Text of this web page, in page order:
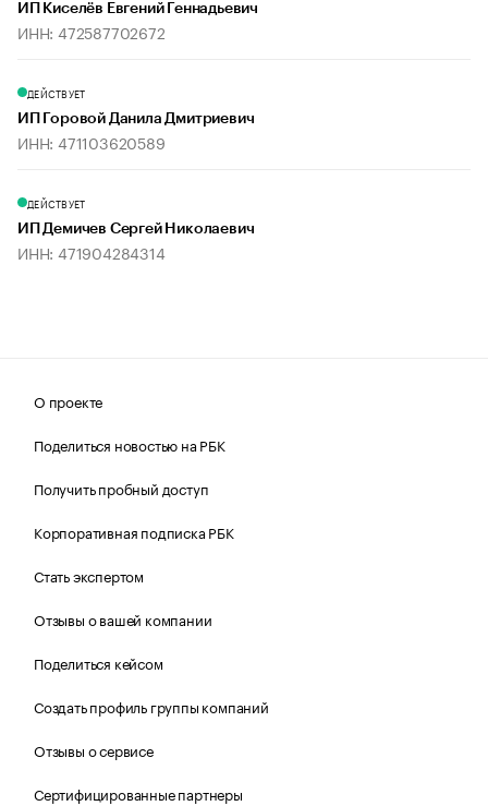
ИП Киселёв Евгений Геннадьевич
ИНН: 472587702672
ДЕЙСТВУЕТ
ИП Горовой Данила Дмитриевич
ИНН: 471103620589
ДЕЙСТВУЕТ
ИП Демичев Сергей Николаевич
ИНН: 471904284314
О проекте
Поделиться новостью на РБК
Получить пробный доступ
Корпоративная подписка РБК
Стать экспертом
Отзывы о вашей компании
Поделиться кейсом
Создать профиль группы компаний
Отзывы о сервисе
Сертифицированные партнеры